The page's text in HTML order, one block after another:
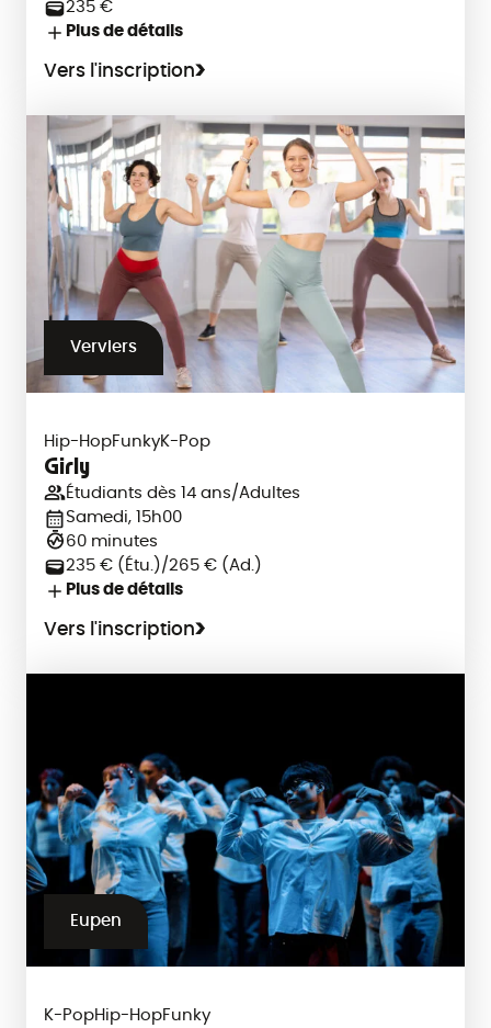
235 €
Plus de détails
Vers l'inscription
Verviers
Hip-HopFunkyK-Pop
Girly
Étudiants dès 14 ans/Adultes
Samedi, 15h00
60 minutes
235 € (Étu.)/265 € (Ad.)
Plus de détails
Vers l'inscription
Eupen
K-PopHip-HopFunky